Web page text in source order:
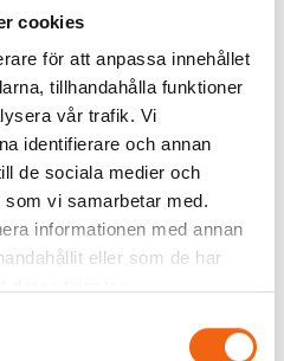
cookies
för att anpassa innehållet
tillhandahålla funktioner
vår trafik. Vi
identifierare och annan
de sociala medier och
vi samarbetar med.
informationen med annan
eller som de har
Välj